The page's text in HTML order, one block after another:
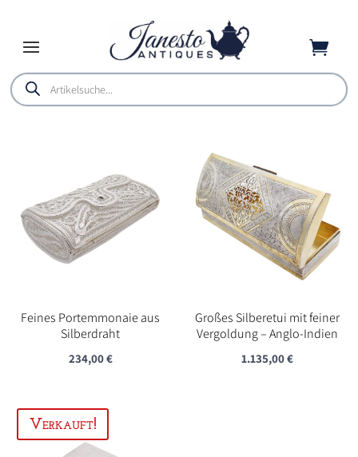

Products
search
Feines Portemmonaie aus
Silberdraht
234,00€
Großes Silberetui mit feiner
Vergoldung – Anglo-Indien
1.135,00€